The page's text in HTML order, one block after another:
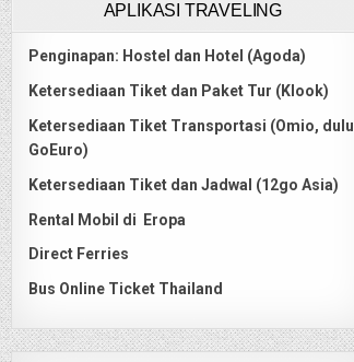
APLIKASI TRAVELING
Penginapan: Hostel dan Hotel (Agoda)
Ketersediaan Tiket dan Paket Tur (Klook)
Ketersediaan Tiket Transportasi (Omio, dulu
GoEuro)
Ketersediaan Tiket dan Jadwal (12go Asia)
Rental Mobil di Eropa
Direct Ferries
Bus Online Ticket Thailand